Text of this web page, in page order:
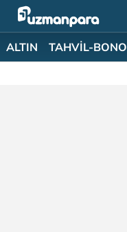
ALTIN TAHVİL-BONO